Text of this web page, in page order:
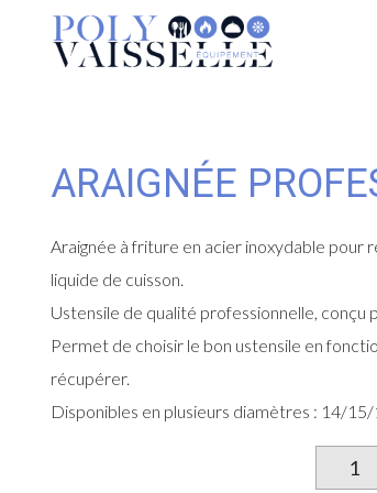
ARAIGNÉE
Araignée à friture en acier inoxydable
liquide de cuisson.
Ustensile de qualité professionnelle, conçu
Permet de choisir le bon ustensile en
récupérer.
Disponibles en plusieurs diamètres : 14/